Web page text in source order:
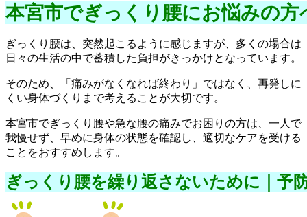
本宮市でぎっくり腰にお悩みの方
ぎっくり腰は、突然起こるように感じますが、多くの場合は
日々の生活の中で蓄積した負担がきっかけとなっています。
そのため、「痛みがなくなれば終わり」ではなく、再発しに
くい身体づくりまで考えることが大切です。
本宮市でぎっくり腰や急な腰の痛みでお困りの方は、一人で
我慢せず、早めに身体の状態を確認し、適切なケアを受ける
ことをおすすめします。